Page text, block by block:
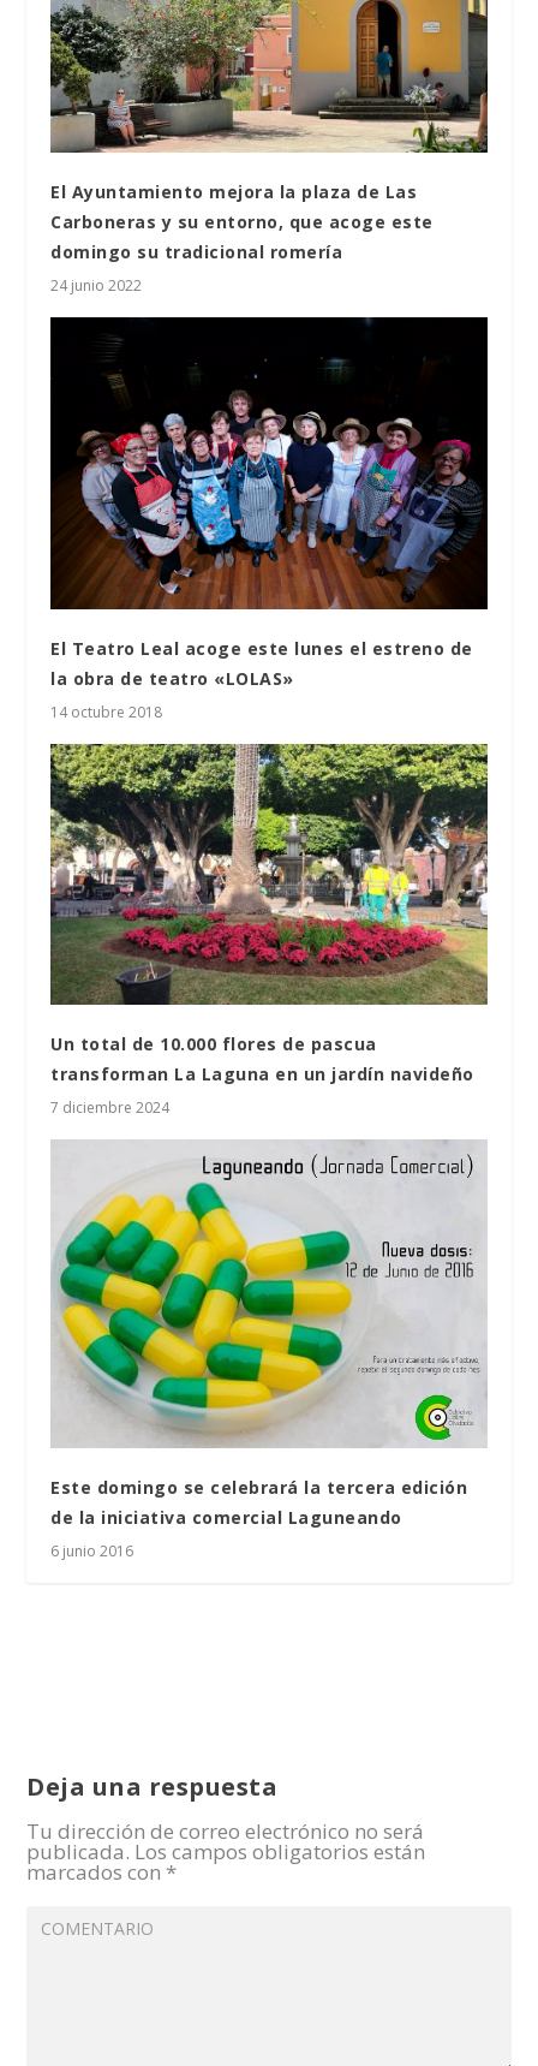
El Ayuntamiento mejora la plaza de Las
Carboneras y su entorno, que acoge este
domingo su tradicional romería
24 junio 2022
El Teatro Leal acoge este lunes el estreno de
la obra de teatro «LOLAS»
14 octubre 2018
Un total de 10.000 flores de pascua
transforman La Laguna en un jardín navideño
7 diciembre 2024
Este domingo se celebrará la tercera edición
de la iniciativa comercial Laguneando
6 junio 2016
Deja una respuesta
Tu dirección de correo electrónico no será
publicada. Los campos obligatorios están
marcados con *